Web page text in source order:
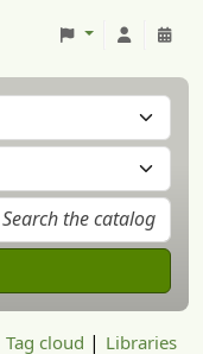
Tag cloud Libraries